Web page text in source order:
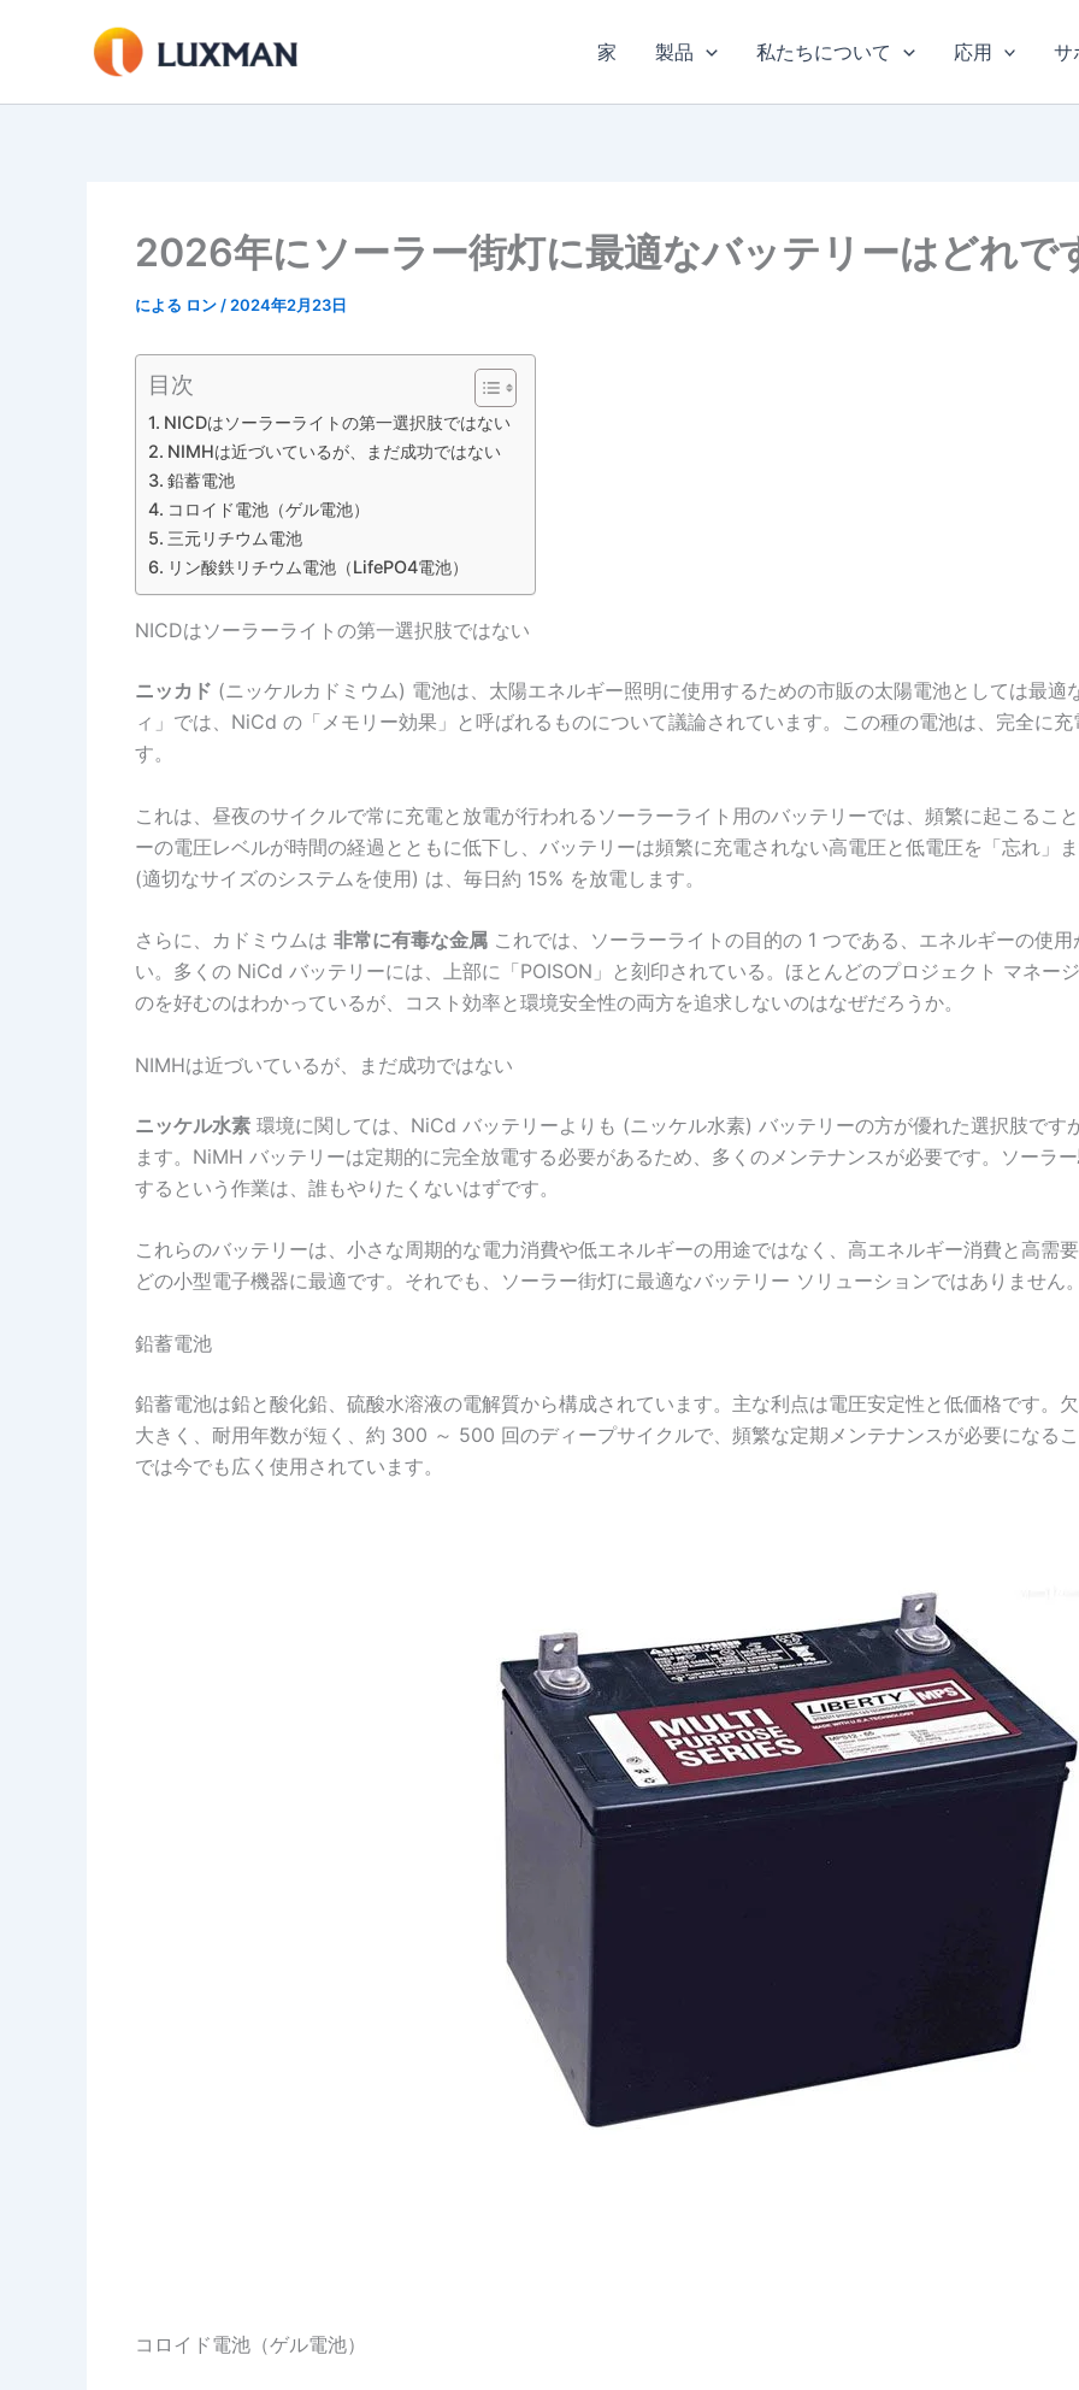
ス
家 製品 私たちについて 応用 サ
2026年にソーラー街灯に最適なバッテリーはどれで
による ロン / 2024年2月23日
目次
NICDはソーラーライトの第一選択肢ではない
NIMHは近づいているが、まだ成功ではない
鉛蓄電池
コロイド電池（ゲル電池）
三元リチウム電池
リン酸鉄リチウム電池（LifePO4電池）
NICDはソーラーライトの第一選択肢ではない
ニッカド (ニッケルカドミウム) 電池は、太陽エネルギー照明に使用するための市販の太陽電池としては最
ィ」では、NiCd の「メモリー効果」と呼ばれるものについて議論されています。この種の電池は、完全に
す。
これは、昼夜のサイクルで常に充電と放電が行われるソーラーライト用のバッテリーでは、頻繁に起こるこ
ーの電圧レベルが時間の経過とともに低下し、バッテリーは頻繁に充電されない高電圧と低電圧を「忘れ」
(適切なサイズのシステムを使用) は、毎日約 15% を放電します。
さらに、カドミウムは 非常に有毒な金属 これでは、ソーラーライトの目的の 1 つである、エネルギーの使
い。多くの NiCd バッテリーには、上部に「POISON」と刻印されている。ほとんどのプロジェクト マネー
のを好むのはわかっているが、コスト効率と環境安全性の両方を追求しないのはなぜだろうか。
NIMHは近づいているが、まだ成功ではない
ニッケル水素 環境に関しては、NiCd バッテリーよりも (ニッケル水素) バッテリーの方が優れた選択肢です
ます。NiMH バッテリーは定期的に完全放電する必要があるため、多くのメンテナンスが必要です。ソーラ
するという作業は、誰もやりたくないはずです。
これらのバッテリーは、小さな周期的な電力消費や低エネルギーの用途ではなく、高エネルギー消費と高需
どの小型電子機器に最適です。それでも、ソーラー街灯に最適なバッテリー ソリューションではありません。
鉛蓄電池
鉛蓄電池は鉛と酸化鉛、硫酸水溶液の電解質から構成されています。主な利点は電圧安定性と低価格です。
大きく、耐用年数が短く、約 300 ～ 500 回のディープサイクルで、頻繁な定期メンテナンスが必要になる
では今でも広く使用されています。
コロイド電池（ゲル電池）